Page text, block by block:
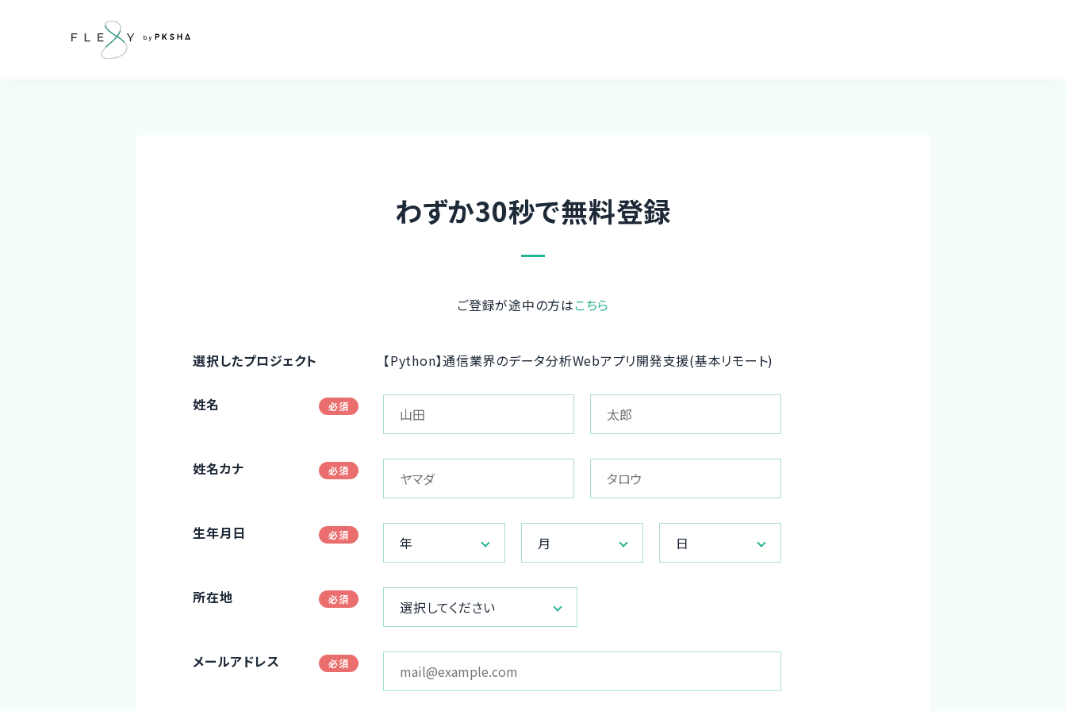
わずか30秒で無料登録
ご登録が途中の方はこちら
選択したプロジェクト 【Python】通信業界のデータ分析Webアプリ開発支援(基本リモート)
姓名
姓名カナ
生年月日
年 月 日
所在地
選択してください
メールアドレス